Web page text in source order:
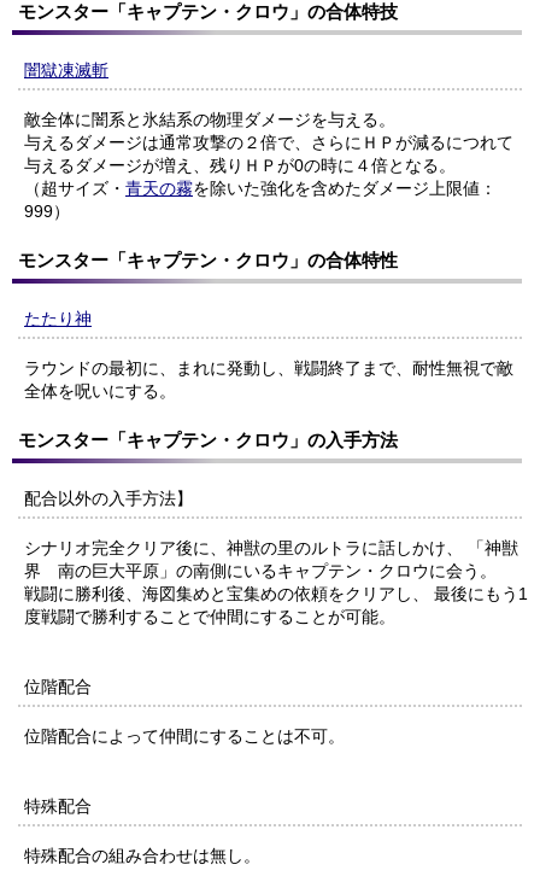
モンスター「キャプテン・クロウ」の合体特技
闇獄凍滅斬
敵全体に闇系と氷結系の物理ダメージを与える。
与えるダメージは通常攻撃の２倍で、さらにＨＰが減るにつれて
与えるダメージが増え、残りＨＰが0の時に４倍となる。
（超サイズ・ 青天の霧を除いた強化を含めたダメージ上限値：
999）
モンスター「キャプテン・クロウ」の合体特性
たたり神
ラウンドの最初に、まれに発動し、戦闘終了まで、耐性無視で敵
全体を呪いにする。
モンスター「キャプテン・クロウ」の入手方法
配合以外の入手方法】
シナリオ完全クリア後に、神獣の里のルトラに話しかけ、 「神獣
界 南の巨大平原」の南側にいるキャプテン・クロウに会う。
戦闘に勝利後、海図集めと宝集めの依頼をクリアし、 最後にもう1
度戦闘で勝利することで仲間にすることが可能。
位階配合
位階配合によって仲間にすることは不可。
特殊配合
特殊配合の組み合わせは無し。